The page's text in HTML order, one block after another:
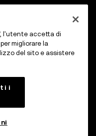
l'utente accetta di
migliorare la
del sito e assistere
i